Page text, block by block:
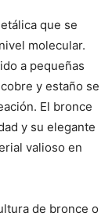
que se
molecular.
a pequeñas
y estaño se
El bronce
y su elegante
valioso en
de bronce o